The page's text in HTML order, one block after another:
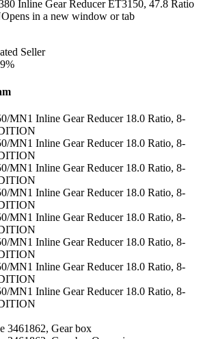
Inline Gear Reducer ET3150, 47.8 Ratio
in a new window or tab
Seller
MN1 Inline Gear Reducer 18.0 Ratio, 8-
MN1 Inline Gear Reducer 18.0 Ratio, 8-
MN1 Inline Gear Reducer 18.0 Ratio, 8-
MN1 Inline Gear Reducer 18.0 Ratio, 8-
MN1 Inline Gear Reducer 18.0 Ratio, 8-
MN1 Inline Gear Reducer 18.0 Ratio, 8-
MN1 Inline Gear Reducer 18.0 Ratio, 8-
MN1 Inline Gear Reducer 18.0 Ratio, 8-
3461862, Gear box